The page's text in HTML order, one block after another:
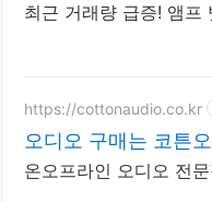
최근 거래량 급증! 앰프
https://cottonaudio.co.kr
오디오 구매는 코튼
온오프라인 오디오 전